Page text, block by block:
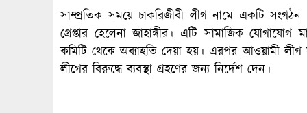
সাম্প্রতিক সময়ে চাকরিজীবী লীগ নামে একটি
গ্রেপ্তার হেলেনা জাহাঙ্গীর। এটি সামাজিক
কমিটি থেকে অব্যাহতি দেয়া হয়। এরপর আওয়ামী লীগ
লীগের বিরুদ্ধে ব্যবস্থা গ্রহণের জন্য নির্দেশ দেন।